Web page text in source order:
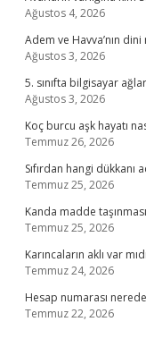
Ağustos 4, 2026
Adem ve Havva’nın dini
Ağustos 3, 2026
5. sınıfta bilgisayar
Ağustos 3, 2026
Koç burcu aşk hayatı
Temmuz 26, 2026
Sıfırdan hangi dükkanı
Temmuz 25, 2026
Kanda madde
Temmuz 25, 2026
Karıncaların aklı var
Temmuz 24, 2026
Hesap numarası
Temmuz 22, 2026